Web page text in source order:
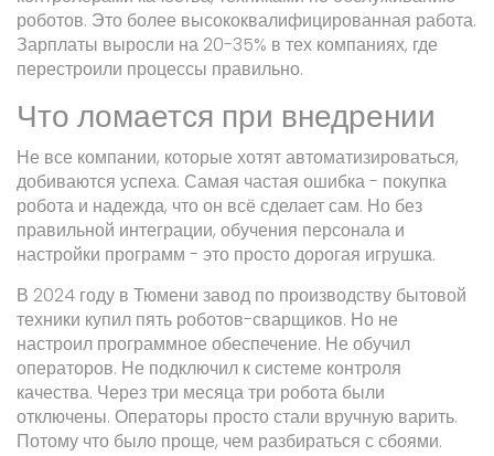
роботов. Это более высококвалифицированная работа.
Зарплаты выросли на 20-35% в тех компаниях, где
перестроили процессы правильно.
Что ломается при внедрении
Не все компании, которые хотят автоматизироваться,
добиваются успеха. Самая частая ошибка - покупка
робота и надежда, что он всё сделает сам. Но без
правильной интеграции, обучения персонала и
настройки программ - это просто дорогая игрушка.
В 2024 году в Тюмени завод по производству бытовой
техники купил пять роботов-сварщиков. Но не
настроил программное обеспечение. Не обучил
операторов. Не подключил к системе контроля
качества. Через три месяца три робота были
отключены. Операторы просто стали вручную варить.
Потому что было проще, чем разбираться с сбоями.